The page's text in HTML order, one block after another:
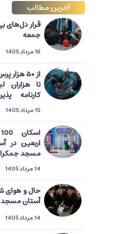
آخرین مطالب
قرار دل‌های
جمعه
16 مرداد 1405
از ۵۰
تا هزاران
کارنامه
آستان مسجد
زائران اربعین
15 مرداد 1405
اربعین در
مسجد
14 مرداد 1405
حال و هوای
آستان
14 مرداد 1405